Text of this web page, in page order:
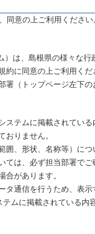
同意の上ご利用ください
は、島根県の様々な
に同意の上ご利用くだ
（トップページ左下の
テムに掲載されてい
おりません。
、形状、名称等）に
は、必ず担当部署でご
合があります。
通信を行うため、表示
ムに掲載されている内